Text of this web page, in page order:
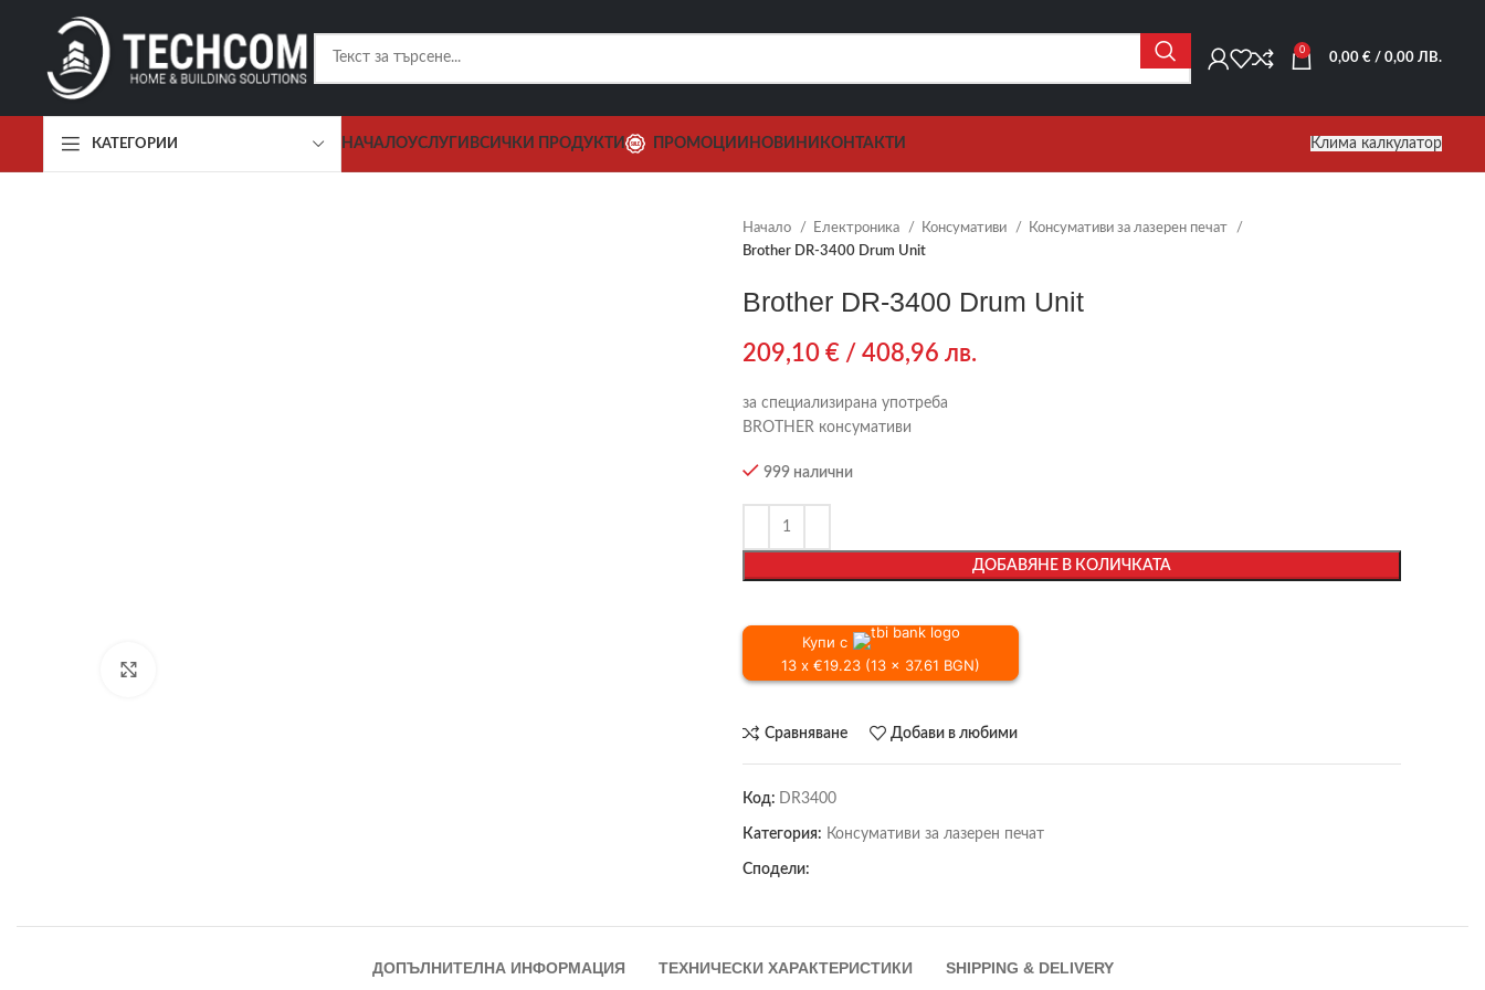
0
0,00€ / 0,00 ЛВ.
КАТЕГОРИИ НАЧАЛОУСЛУГИ ВСИЧКИ ПРОДУКТИ ПРОМОЦИИ НОВИНИ КОНТАКТИ Клима калкулатор
Начало Електроника Консумативи
Консумативи за лазерен печат
Brother DR-3400 Drum Unit
Brother DR-3400 Drum Unit
209,10 € / 408,96 лв.
за специализирана употреба
BROTHER консумативи
999 налични
ДОБАВЯНЕ В КОЛИЧКАТА
Купи с
13 x €19.23 (13 x 37.61 BGN)
Сравняване Добави в любими
Код: DR3400
Категория: Консумативи за лазерен печат
Сподели:
ДОПЪЛНИТЕЛНА ИНФОРМАЦИЯ ТЕХНИЧЕСКИ ХАРАКТЕРИСТИКИ SHIPPING & DELIVERY